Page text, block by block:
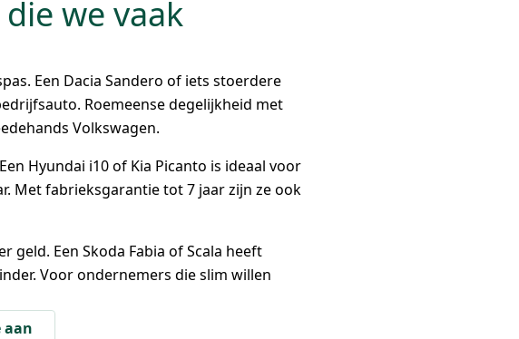
we vaak
Een Dacia Sandero of iets stoerdere
Roemeense degelijkheid met
Volkswagen.
Hyundai i10 of Kia Picanto is ideaal voor
Met fabrieksgarantie tot 7 jaar zijn ze ook
geld. Een Skoda Fabia of Scala heeft
Voor ondernemers die slim willen
aan